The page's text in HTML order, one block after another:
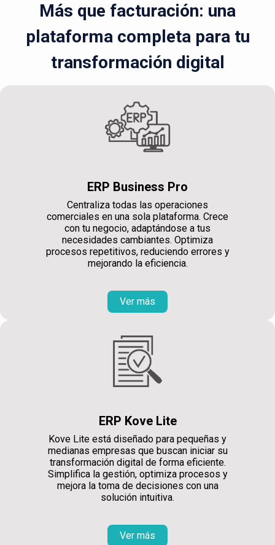
Más que facturación: una
plataforma completa para tu
transformación digital
ERP Business Pro
Centraliza todas las operaciones
comerciales en una sola plataforma. Crece
con tu negocio, adaptándose a tus
necesidades cambiantes. Optimiza
procesos repetitivos, reduciendo errores y
mejorando la eficiencia.
Ver más
ERP Kove Lite
Kove Lite está diseñado para pequeñas y
medianas empresas que buscan iniciar su
transformación digital de forma eficiente.
Simplifica la gestión, optimiza procesos y
mejora la toma de decisiones con una
solución intuitiva.
Ver más